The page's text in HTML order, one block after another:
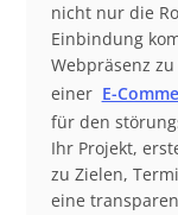
nicht nur die
Einbindung
Webpräsenz
einer E-
für den
Ihr Projekt,
zu Zielen,
eine